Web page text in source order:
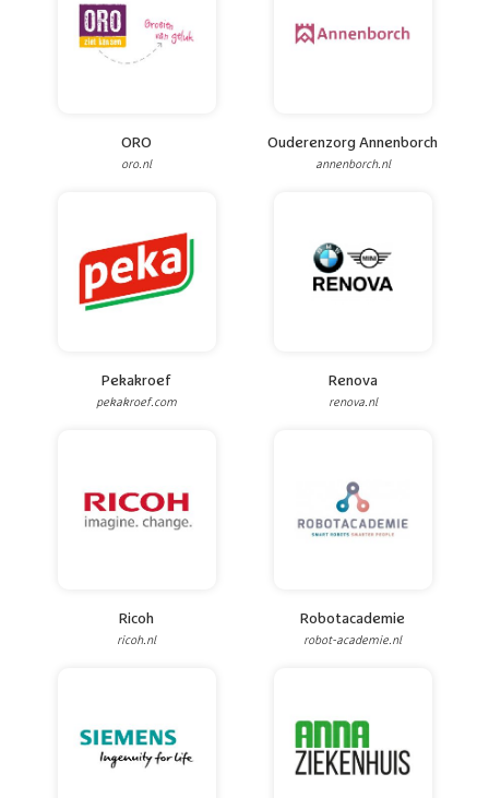
ORO
oro.nl
Ouderenzorg Annenborch
annenborch.nl
Pekakroef
pekakroef.com
Renova
renova.nl
Ricoh
ricoh.nl
Robotacademie
robot-academie.nl